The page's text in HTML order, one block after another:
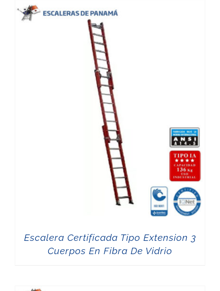
Escalera Certificada Tipo Extension 3
Cuerpos En Fibra De Vidrio